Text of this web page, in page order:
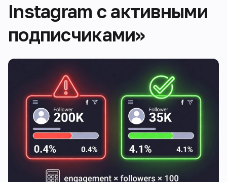
Instagram с активными
подписчиками»